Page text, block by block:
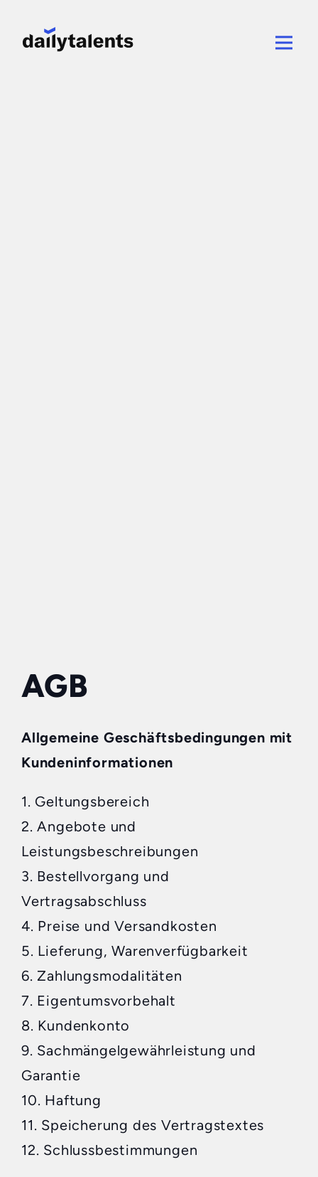
AGB
Allgemeine Geschäftsbedingungen mit
Kundeninformationen
1. Geltungsbereich
2. Angebote und
Leistungsbeschreibungen
3. Bestellvorgang und
Vertragsabschluss
4. Preise und Versandkosten
5. Lieferung, Warenverfügbarkeit
6. Zahlungsmodalitäten
7. Eigentumsvorbehalt
8. Kundenkonto
9. Sachmängelgewährleistung und
Garantie
10. Haftung
11. Speicherung des Vertragstextes
12. Schlussbestimmungen